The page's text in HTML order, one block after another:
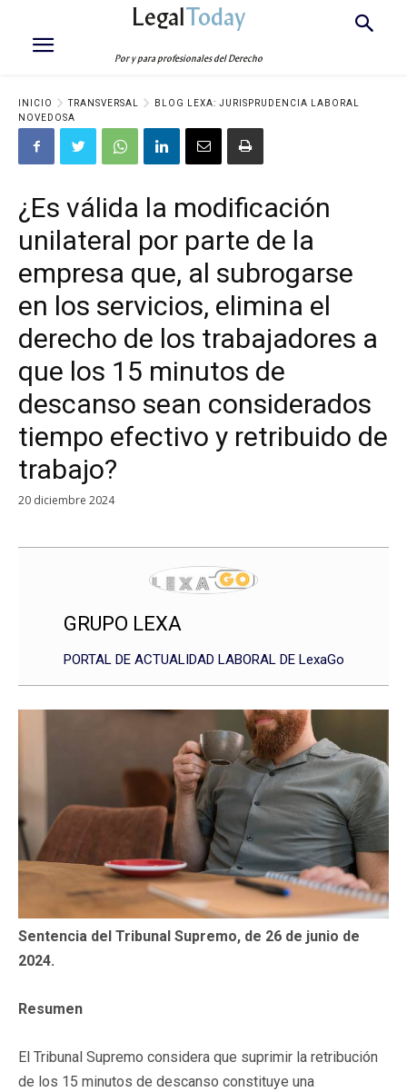
LegalToday
Por y para profesionales del Derecho
INICIO TRANSVERSAL
BLOG LEXA: JURISPRUDENCIA LABORAL
NOVEDOSA
¿Es válida la modificación
unilateral por parte de la
empresa que, al subrogarse
en los servicios, elimina el
derecho de los trabajadores a
que los 15 minutos de
descanso sean considerados
tiempo efectivo y retribuido de
trabajo?
20 diciembre 2024
GRUPO LEXA
PORTAL DE ACTUALIDAD LABORAL DE LexaGo
Sentencia del Tribunal Supremo, de 26 de junio de
2024.
Resumen
El Tribunal Supremo considera que suprimir la retribución
de los 15 minutos de descanso constituye una